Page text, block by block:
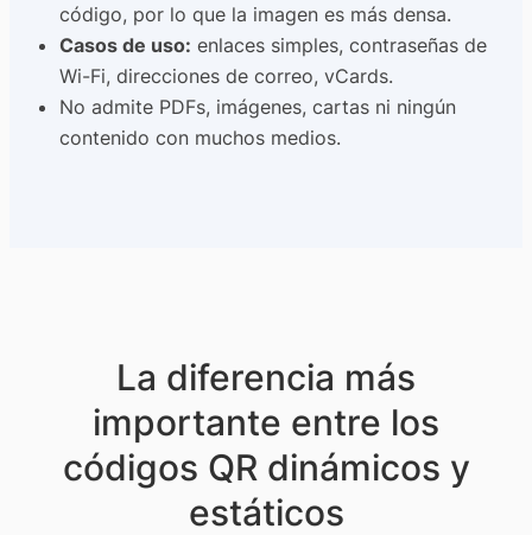
código, por lo que la imagen es más densa.
Casos de uso: enlaces simples, contraseñas de
Wi-Fi, direcciones de correo, vCards.
No admite PDFs, imágenes, cartas ni ningún
contenido con muchos medios.
La diferencia más
importante entre los
códigos QR dinámicos y
estáticos